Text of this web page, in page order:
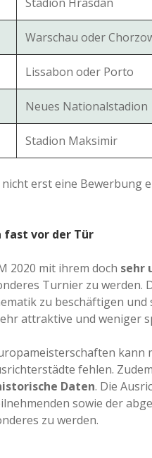
Warschau oder
Lissabon oder Porto
Neues Nationalstadion
Stadion Maksimir
erst eine Bewerbung
fast vor der Tür
2020 mit ihrem doch sehr
Turnier zu werden.
zu beschäftigen und
attraktive und weniger
fehlen.
Daten. Die
sowie der
zu werden.